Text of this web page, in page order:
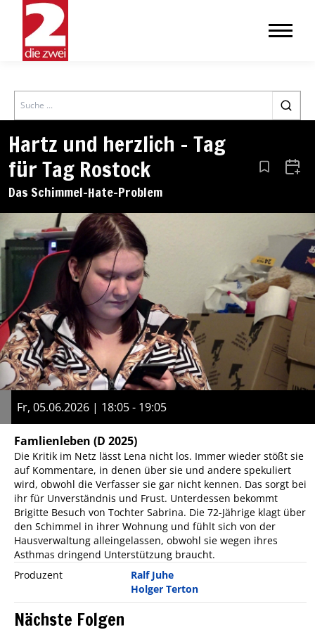
Search
Hartz und herzlich – Tag
für Tag Rostock
Das Schimmel-Hate-Problem
Aus den
Fr, 05.06.2026 | 18:05 - 19:05
Famlienleben (D 2025)
Die Kritik im Netz lässt Lena nicht los. Immer wieder stößt sie
auf Kommentare, in denen über sie und andere spekuliert
wird, obwohl die Verfasser sie gar nicht kennen. Das sorgt bei
ihr für Unverständnis und Frust. Unterdessen bekommt
Brigitte Besuch von Tochter Sabrina. Die 72-Jährige klagt über
den Schimmel in ihrer Wohnung und fühlt sich von der
Hausverwaltung alleingelassen, obwohl sie wegen ihres
Asthmas dringend Unterstützung braucht.
Produzent
Ralf Juhe
Holger Terton
Nächste Folgen